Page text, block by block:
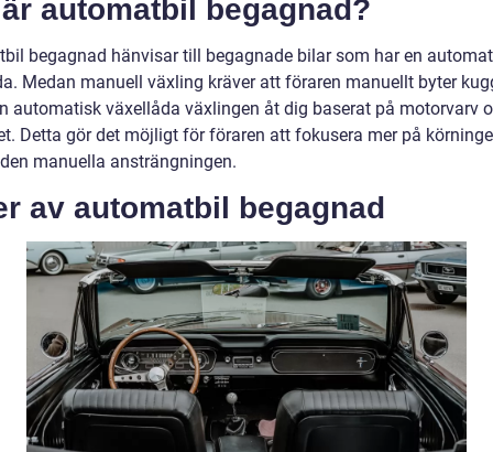
automatbil begagnad?
begagnad hänvisar till begagnade bilar som har en
Medan manuell växling kräver att föraren manuellt byter
automatisk växellåda växlingen åt dig baserat på motorvarv
Detta gör det möjligt för föraren att fokusera mer på
manuella ansträngningen.
av automatbil begagnad